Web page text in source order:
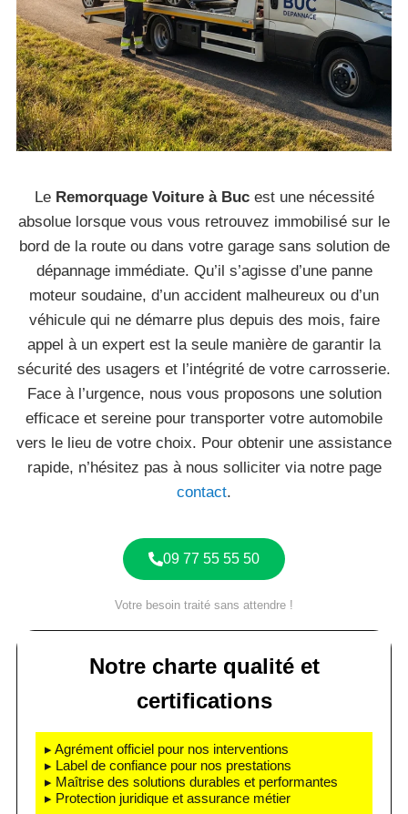
Le Remorquage Voiture à Bucest une nécessité
absolue lorsque vous vous retrouvez immobilisé sur le
bord de la route ou dans votre garage sans solution de
dépannage immédiate. Qu’il s’agisse d’une panne
moteur soudaine, d’un accident malheureux ou d’un
véhicule qui ne démarre plus depuis des mois, faire
appel à un expert est la seule manière de garantir la
sécurité des usagers et l’intégrité de votre carrosserie.
Face à l’urgence, nous vous proposons une solution
efficace et sereine pour transporter votre automobile
vers le lieu de votre choix. Pour obtenir une assistance
rapide, n’hésitez pas à nous solliciter via notre page
contact.
09 77 55 55 50
Votre besoin traité sans attendre !
Notre charte qualité et
certifications
▸ Agrément officiel pour nos interventions
▸ Label de confiance pour nos prestations
▸ Maîtrise des solutions durables et performantes
▸ Protection juridique et assurance métier